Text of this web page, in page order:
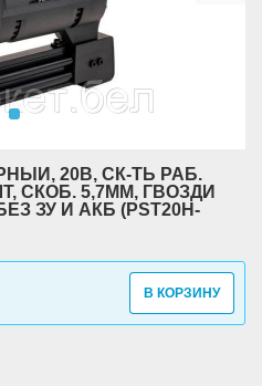
20В, СК-ТЬ РАБ.
СКОБ. 5,7ММ, ГВОЗДИ
ЗУ И АКБ (PST20H-
В КОРЗИНУ